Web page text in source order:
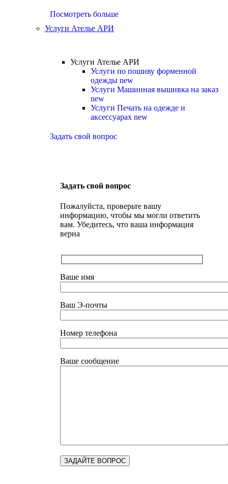
Посмотреть больше
Услуги Ателье АРИ
Услуги Ателье АРИ
Услуги по пошиву форменной
одежды new
Услуги Машинная вышивка на заказ
new
Услуги Печать на одежде и
аксессуарах new
Задать свой вопрос
Задать свой вопрос
Пожалуйста, проверьте вашу
информацию, чтобы мы могли ответить
вам. Убедитесь, что ваша информация
верна
Ваше имя
Ваш Э-почты
Номер телефона
Ваше сообщение